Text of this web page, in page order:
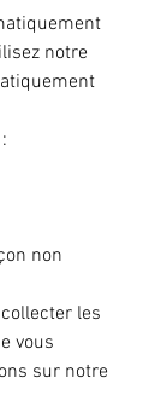
notre
non
les
vous
sur notre